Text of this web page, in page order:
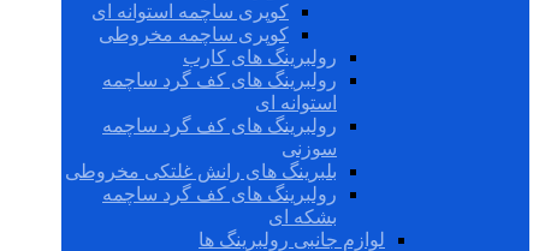
کوپری ساچمه استوانه ای
کوپری ساچمه مخروطی
رولبرینگ های کارب
رولبرینگ های کف گرد ساچمه
استوانه ای
رولبرینگ های کف گرد ساچمه
سوزنی
بلبرینگ های رانش غلتکی مخروطی
رولبرینگ های کف گرد ساچمه
بشکه ای
لوازم جانبی رولبرینگ ها